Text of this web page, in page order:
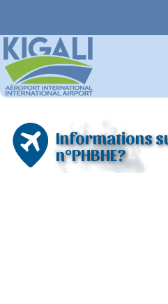
Informations
n°PHBHE?